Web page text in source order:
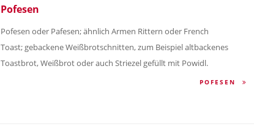
Pofesen
Pofesen oder Pafesen; ähnlich Armen Rittern oder French
Toast; gebackene Weißbrotschnitten, zum Beispiel altbackenes
Toastbrot, Weißbrot oder auch Striezel gefüllt mit Powidl.
POFESEN